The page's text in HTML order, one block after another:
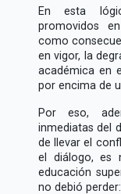
En esta
promovidos
como
en vigor, la
académica en
por encima de
Por eso,
inmediatas del
de llevar el
el diálogo, es
educación
no debió